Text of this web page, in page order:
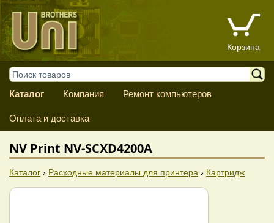
Корзина
Каталог Компания Ремонт компьютеров
Оплата и доставка
NV Print NV-SCXD4200A
Каталог › Расходные материалы для принтера › Картридж